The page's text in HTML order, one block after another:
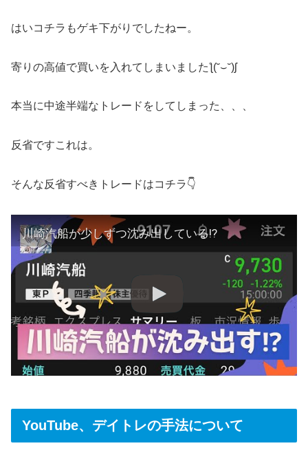
はいコチラもゲキ下がりでしたねー。
寄りの高値で買いを入れてしまいましたƪ(˘⌣˘)ʃ
本当に中途半端なトレードをしてしまった、、、
反省ですこれは。
そんな反省すべきトレードはコチラ👇
川崎汽船が少しずつ沈み出している⁉︎
YouTube、デイトレの手法について